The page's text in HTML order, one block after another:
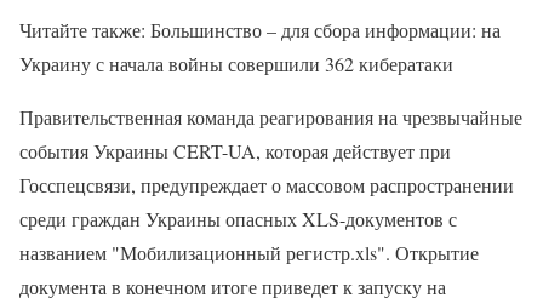
Читайте также: Большинство – для сбора информации: на
Украину с начала войны совершили 362 кибератаки
Правительственная команда реагирования на чрезвычайные
события Украины CERT-UA, которая действует при
Госспецсвязи, предупреждает о массовом распространении
среди граждан Украины опасных XLS-документов с
названием "Мобилизационный регистр.xls". Открытие
документа в конечном итоге приведет к запуску на